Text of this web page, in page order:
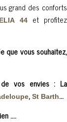
grand des conforts
44et profitez
que vous souhaitez,
vos envies : La
, St Barth...
....